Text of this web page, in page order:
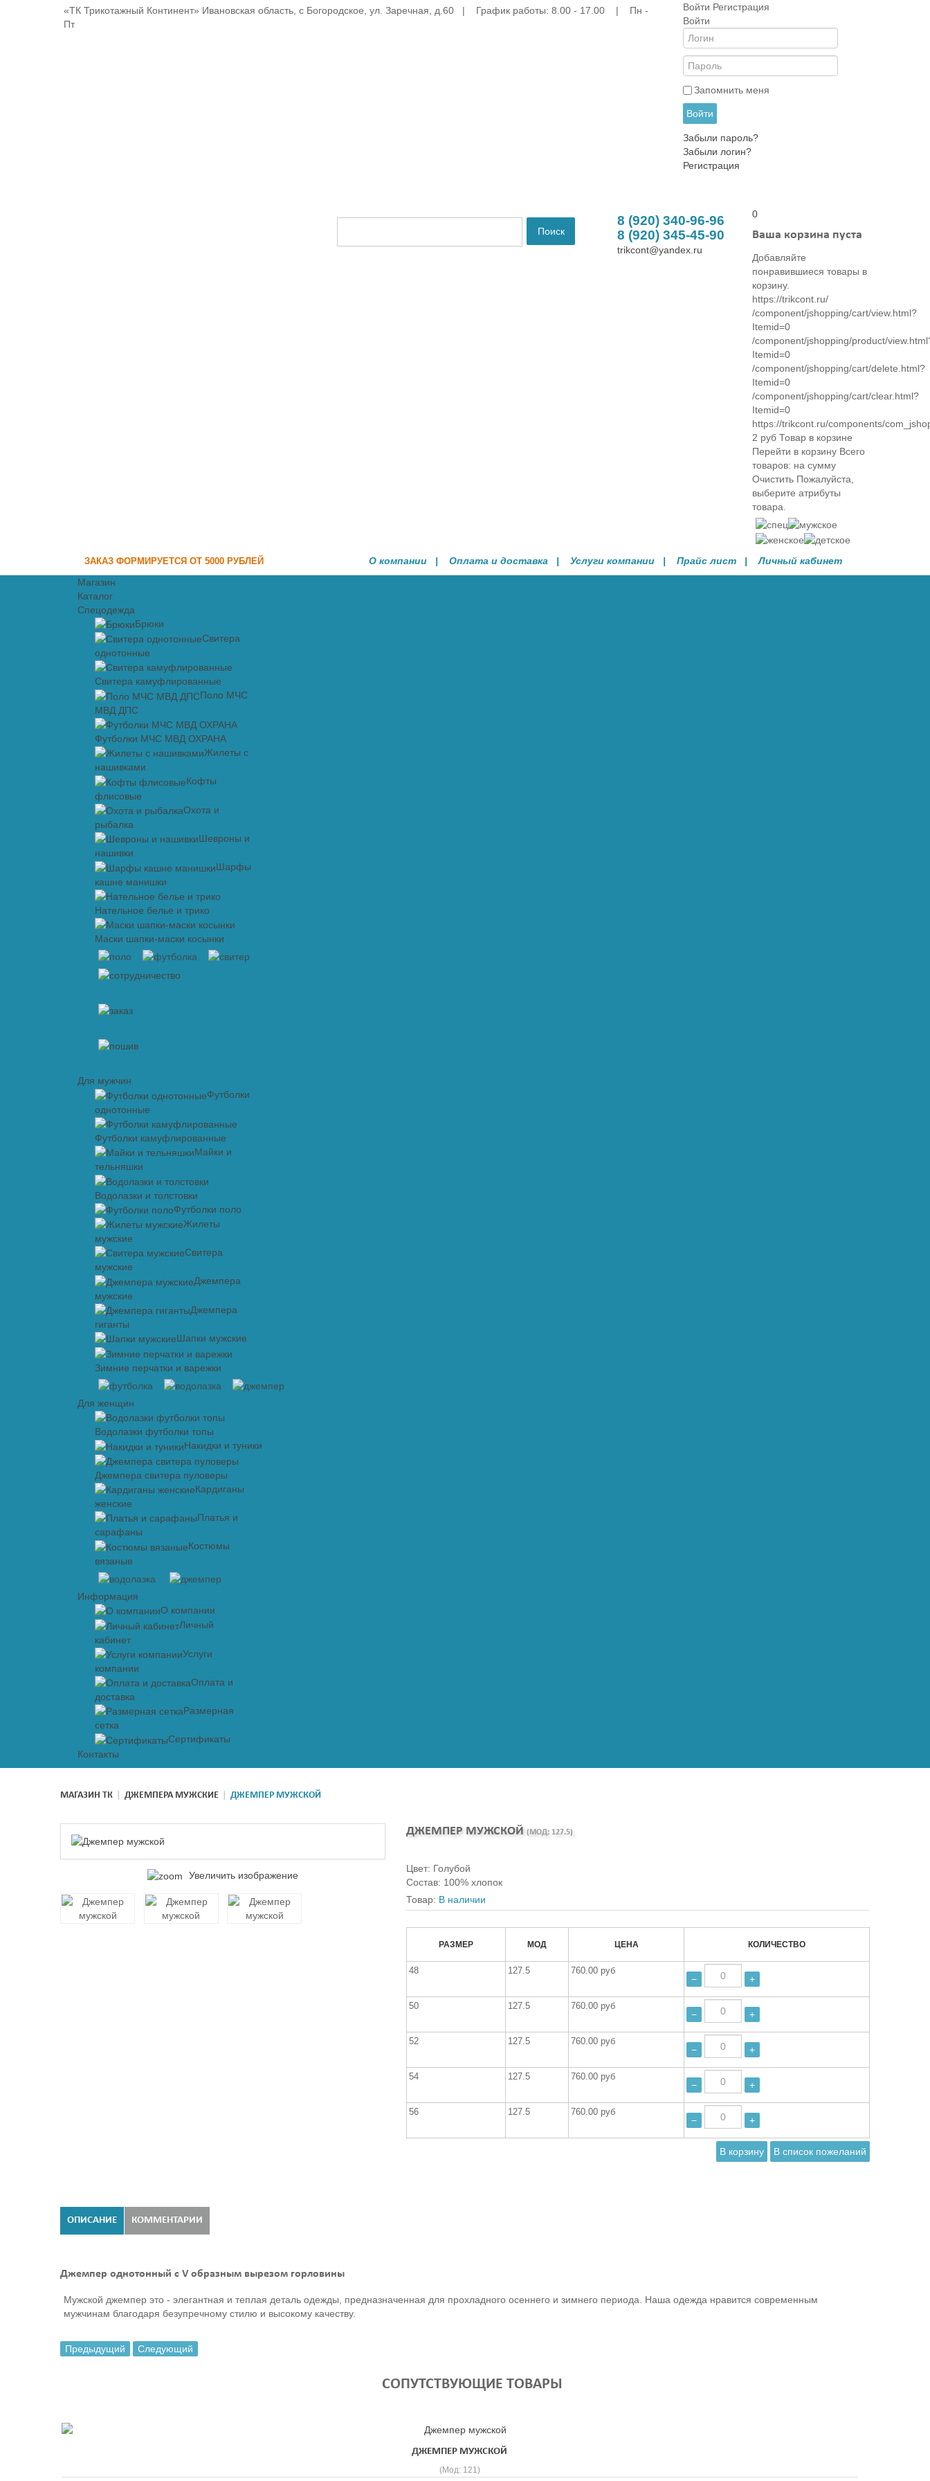
«ТК Трикотажный Континент» Ивановская область, с Богородское, ул. Заречная, д.60 | График работы: 8.00 - 17.00 | Пн -
Пт
Войти Регистрация
Войти
Запомнить меня
Войти
Забыли пароль?
Забыли логин?
Регистрация
8 (920) 340-96-96
8 (920) 345-45-90
trikcont@yandex.ru
0
Ваша корзина пуста
Добавляйте
понравившиеся товары в
корзину.
https://trikcont.ru/
/component/jshopping/cart/view.html?
Itemid=0
/component/jshopping/product/
Itemid=0
/component/jshopping/cart/delete.html?
Itemid=0
/component/jshopping/cart/clear.html?
Itemid=0
https://trikcont.ru/components/
2 руб Товар в корзине
Перейти в корзину Всего
товаров: на сумму
Очистить Пожалуйста,
выберите атрибуты
товара.
ЗАКАЗ ФОРМИРУЕТСЯ ОТ 5000 РУБЛЕЙ О компании | Оплата и доставка | Услуги компании | Прайс лист |Личный кабинет
Магазин
Каталог
Спецодежда
Брюки
Свитера
однотонные
Свитера камуфлированные
Поло МЧС
МВД ДПС
Футболки МЧС МВД ОХРАНА
Жилеты с
нашивками
Кофты
флисовые
Охота и
рыбалка
Шевроны и
нашивки
Шарфы
кашне манишки
Нательное белье и трико
Маски шапки-маски косынки
Для мужчин
Футболки
однотонные
Футболки камуфлированные
Майки и
тельняшки
Водолазки и толстовки
Футболки поло
Жилеты
мужские
Свитера
мужские
Джемпера
мужские
Джемпера
гиганты
Шапки мужские
Зимние перчатки и варежки
Для женщин
Водолазки футболки топы
Накидки и туники
Джемпера свитера пуловеры
Кардиганы
женские
Платья и
сарафаны
Костюмы
вязаные
Информация
О компании
Личный
кабинет
Услуги
компании
Оплата и
доставка
Размерная
сетка
Сертификаты
Контакты
МАГАЗИН ТК ДЖЕМПЕРА МУЖСКИЕ ДЖЕМПЕР МУЖСКОЙ
Увеличить изображение
ДЖЕМПЕР МУЖСКОЙ (МОД: 127.5)
Цвет: Голубой
Состав: 100% хлопок
Товар: В наличии
РАЗМЕР МОД ЦЕНА КОЛИЧЕСТВО
48 127.5 760.00 руб
− +
50 127.5 760.00 руб
− +
52 127.5 760.00 руб
− +
54 127.5 760.00 руб
− +
56 127.5 760.00 руб
− +
ОПИСАНИЕ КОММЕНТАРИИ
Джемпер однотонный с V образным вырезом горловины
Мужской джемпер это - элегантная и теплая деталь одежды, предназначенная для прохладного осеннего и зимнего периода. Наша одежда нравится современным
мужчинам благодаря безупречному стилю и высокому качеству.
Предыдущий Следующий
СОПУТСТВУЮЩИЕ ТОВАРЫ
ДЖЕМПЕР МУЖСКОЙ
(Мод: 121)